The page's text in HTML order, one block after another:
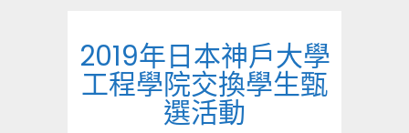
2019年日本神戶大學
工程學院交換學生甄
選活動